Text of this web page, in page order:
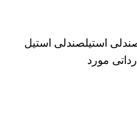
استیلصندلی استیل
مورد